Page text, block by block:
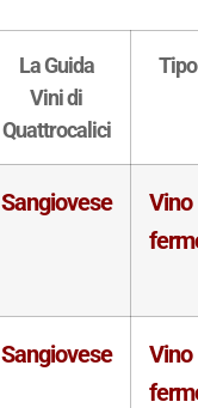
La Guida
Vini di
Quattrocalici
Tipo
Sangiovese
Vino
Sangiovese
Vino